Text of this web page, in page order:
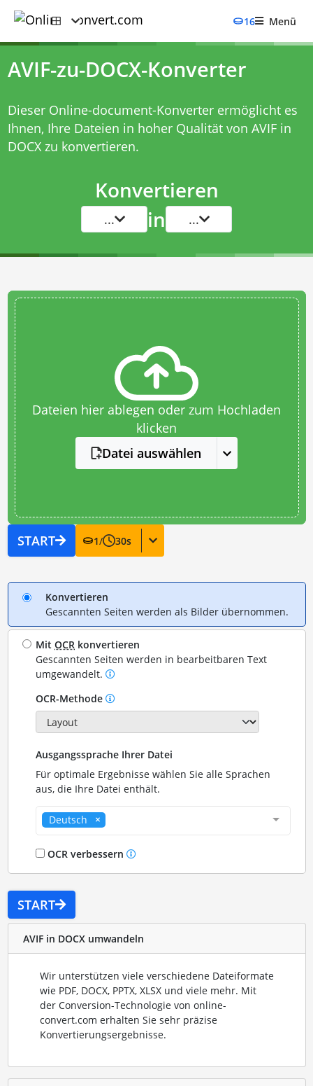
16 Menü
AVIF-zu-DOCX-Konverter
Dieser Online-document-Konverter ermöglicht es
Ihnen, Ihre Dateien in hoher Qualität von AVIF in
DOCX zu konvertieren.
Konvertieren
... in ...
Dateien hier ablegen oder zum Hochladen
klicken
Datei auswählen
START 1/ 30s
Konvertieren
Gescannten Seiten werden als Bilder übernommen.
MitOCR konvertieren
Gescannten Seiten werden in bearbeitbaren Text
umgewandelt.
OCR-Methode
Ausgangssprache Ihrer Datei
Für optimale Ergebnisse wählen Sie alle Sprachen
aus, die Ihre Datei enthält.
Deutsch
OCR verbessern
START
AVIF in DOCX umwandeln
Wir unterstützen viele verschiedene Dateiformate
wie PDF, DOCX, PPTX, XLSX und viele mehr. Mit
der Conversion-Technologie von online-
convert.com erhalten Sie sehr präzise
Konvertierungsergebnisse.